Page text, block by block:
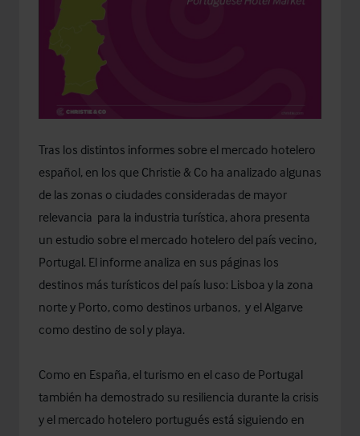
Tras los distintos informes sobre el mercado hotelero
español, en los que Christie & Co ha analizado algunas
de las zonas o ciudades consideradas de mayor
relevancia para la industria turística, ahora presenta
un estudio sobre el mercado hotelero del país vecino,
Portugal. El informe analiza en sus páginas los
destinos más turísticos del país luso: Lisboa y la zona
norte y Porto, como destinos urbanos, y el Algarve
como destino de sol y playa.
Como en España, el turismo en el caso de Portugal
también ha demostrado su resiliencia durante la crisis
y el mercado hotelero portugués está siguiendo en